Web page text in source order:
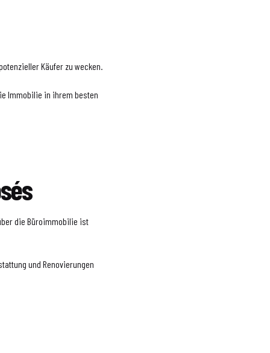
Käufer zu wecken.
Immobilie in ihrem besten
die Büroimmobilie ist
und Renovierungen